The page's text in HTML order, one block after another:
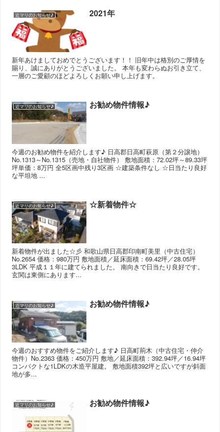
近マリのお知らせ♪ 2021年
新年あけましておめでとうございます！！ 旧年中は格別のご厚情を
賜り、誠にありがとうございました。 本年も変わらぬお引き立て、
一層のご愛顧のほどよろしくお願い申し上げます。
近マリのお知らせ♪ お勧め物件情報♪
今週のお勧め物件を紹介します♪ 日高郡日高町萩原（第２分譲地）
No.1313～No.1315（売地・自社物件） 敷地面積：72.02坪～89.33坪
坪単価：8万円 全5区画中残り3区画 ☆建築条件なし ☆日当たり良好
な平坦地 ...
近マリのお知らせ♪ ☆新着物件☆
新着物件が出ました☆彡 和歌山県日高郡印南町美里（中古住宅）
No.2654 価格：980万円 敷地面積／延床面積：69.42坪／28.05坪
3LDK 平成１１年に建てられました。 南向きで日当たり良好です。
玄関は東側にあります...
近マリのお知らせ♪ お勧め物件情報♪
今週のおすすめ物件をご紹介します♪ 日高町荊木（中古住宅・仲介
物件）No.2363 価格：450万円 敷地／延床面積：392.94坪／16.94坪
コンパクトな1LDKの木造平屋建。 敷地面積392坪と広いですが斜面
地が多...
近マリのお知らせ♪ お勧め物件情報♪